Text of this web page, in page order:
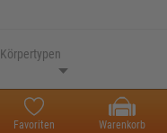
Körpertypen
Favoriten Warenkorb